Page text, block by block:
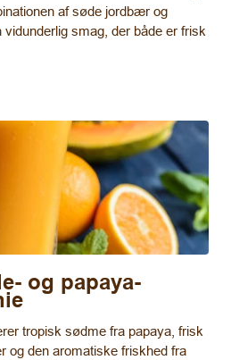
af søde jordbær og
smag, der både er frisk
og papaya-
tropisk sødme fra papaya, frisk
og den aromatiske friskhed fra